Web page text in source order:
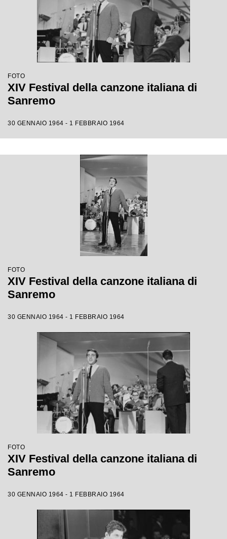
FOTO
XIV Festival della canzone italiana di
Sanremo
30 GENNAIO 1964 - 1 FEBBRAIO 1964
FOTO
XIV Festival della canzone italiana di
Sanremo
30 GENNAIO 1964 - 1 FEBBRAIO 1964
FOTO
XIV Festival della canzone italiana di
Sanremo
30 GENNAIO 1964 - 1 FEBBRAIO 1964